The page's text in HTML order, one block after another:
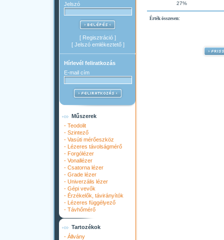
Jelszó
[ Regisztráció ]
[ Jelszó emlékeztető]
Hírlevél feliratkozás
E-mail cím
Műszerek
- Teodolit
- Szintező
- Vasúti mérőeszköz
- Lézeres távolságmérő
- Forgólézer
- Vonallézer
- Csatorna lézer
- Grade lézer
- Univerzális lézer
- Gépi vevők
- Érzékelők, távirányítók
- Lézeres függélyező
- Távhőmérő
Tartozékok
- Állvány
27%
Érték összesen: